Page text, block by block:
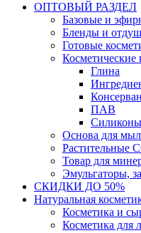
ОПТОВЫЙ РАЗДЕЛ
Базовые и
Бленды и
Готовые
Глина
ПАВ
Основа для
Растительные
Товар для
Эмульгаторы,
СКИДКИ ДО 50%
Натуральная
Косметика и
Косметика для